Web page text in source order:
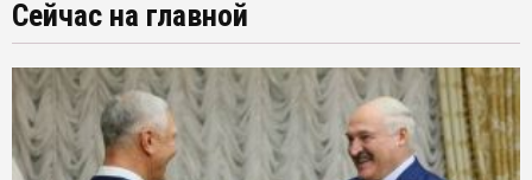
Сейчас на главной